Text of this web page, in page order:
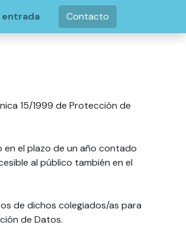
entrada Contacto
15/1999 de Protección de
en el plazo de un año contado
al público también en el
de dichos colegiados/as para
de Datos.